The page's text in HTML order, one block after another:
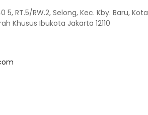
5, RT.5/RW.2, Selong, Kec. Kby. Baru, Kota
Khusus Ibukota Jakarta 12110